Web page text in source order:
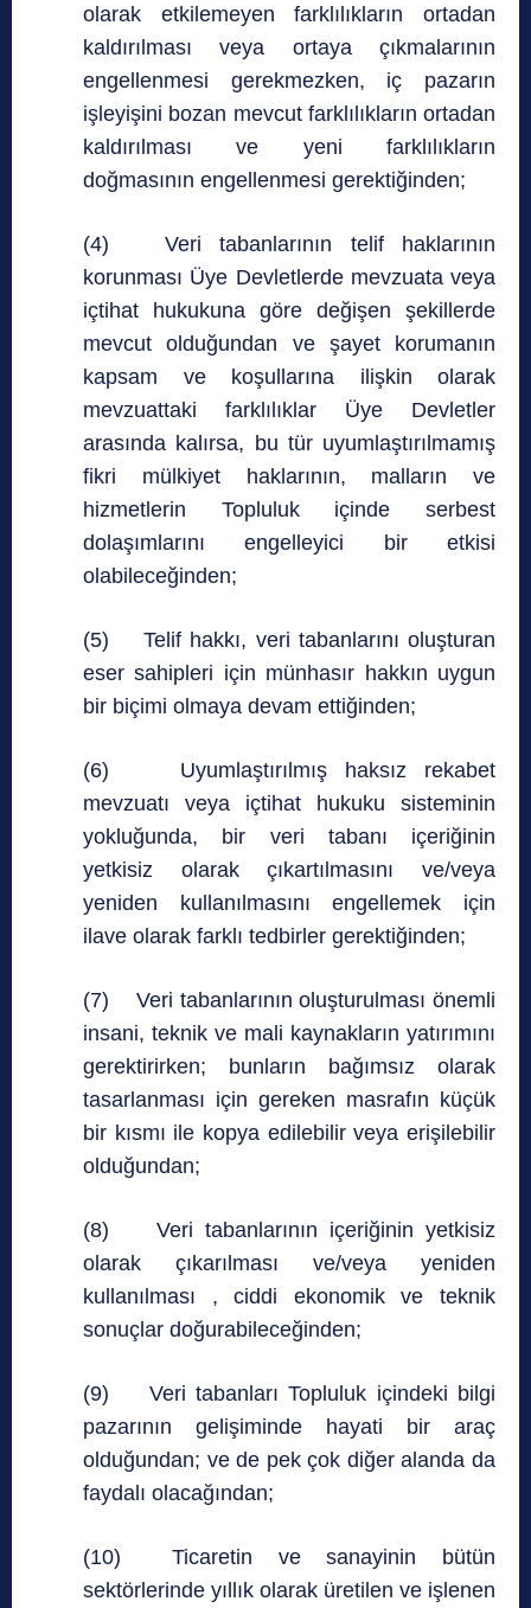
olarak etkilemeyen farklılıkların ortadan
kaldırılması veya ortaya çıkmalarının
engellenmesi gerekmezken, iç pazarın
işleyişini bozan mevcut farklılıkların ortadan
kaldırılması ve yeni farklılıkların
doğmasının engellenmesi gerektiğinden;
(4) Veri tabanlarının telif haklarının
korunması Üye Devletlerde mevzuata veya
içtihat hukukuna göre değişen şekillerde
mevcut olduğundan ve şayet korumanın
kapsam ve koşullarına ilişkin olarak
mevzuattaki farklılıklar Üye Devletler
arasında kalırsa, bu tür uyumlaştırılmamış
fikri mülkiyet haklarının, malların ve
hizmetlerin Topluluk içinde serbest
dolaşımlarını engelleyici bir etkisi
olabileceğinden;
(5) Telif hakkı, veri tabanlarını oluşturan
eser sahipleri için münhasır hakkın uygun
bir biçimi olmaya devam ettiğinden;
(6) Uyumlaştırılmış haksız rekabet
mevzuatı veya içtihat hukuku sisteminin
yokluğunda, bir veri tabanı içeriğinin
yetkisiz olarak çıkartılmasını ve/veya
yeniden kullanılmasını engellemek için
ilave olarak farklı tedbirler gerektiğinden;
(7) Veri tabanlarının oluşturulması önemli
insani, teknik ve mali kaynakların yatırımını
gerektirirken; bunların bağımsız olarak
tasarlanması için gereken masrafın küçük
bir kısmı ile kopya edilebilir veya erişilebilir
olduğundan;
(8) Veri tabanlarının içeriğinin yetkisiz
olarak çıkarılması ve/veya yeniden
kullanılması , ciddi ekonomik ve teknik
sonuçlar doğurabileceğinden;
(9) Veri tabanları Topluluk içindeki bilgi
pazarının gelişiminde hayati bir araç
olduğundan; ve de pek çok diğer alanda da
faydalı olacağından;
(10) Ticaretin ve sanayinin bütün
sektörlerinde yıllık olarak üretilen ve işlenen